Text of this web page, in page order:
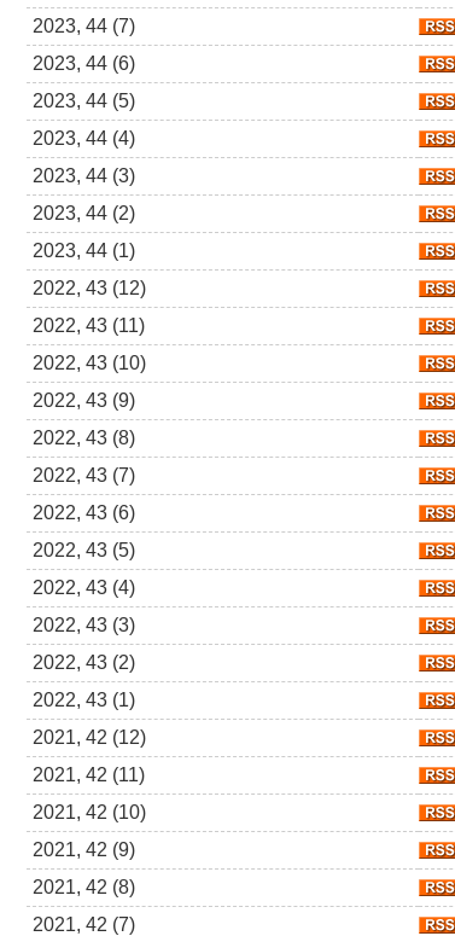
2023, 44 (7)
2023, 44 (6)
2023, 44 (5)
2023, 44 (4)
2023, 44 (3)
2023, 44 (2)
2023, 44 (1)
2022, 43 (12)
2022, 43 (11)
2022, 43 (10)
2022, 43 (9)
2022, 43 (8)
2022, 43 (7)
2022, 43 (6)
2022, 43 (5)
2022, 43 (4)
2022, 43 (3)
2022, 43 (2)
2022, 43 (1)
2021, 42 (12)
2021, 42 (11)
2021, 42 (10)
2021, 42 (9)
2021, 42 (8)
2021, 42 (7)